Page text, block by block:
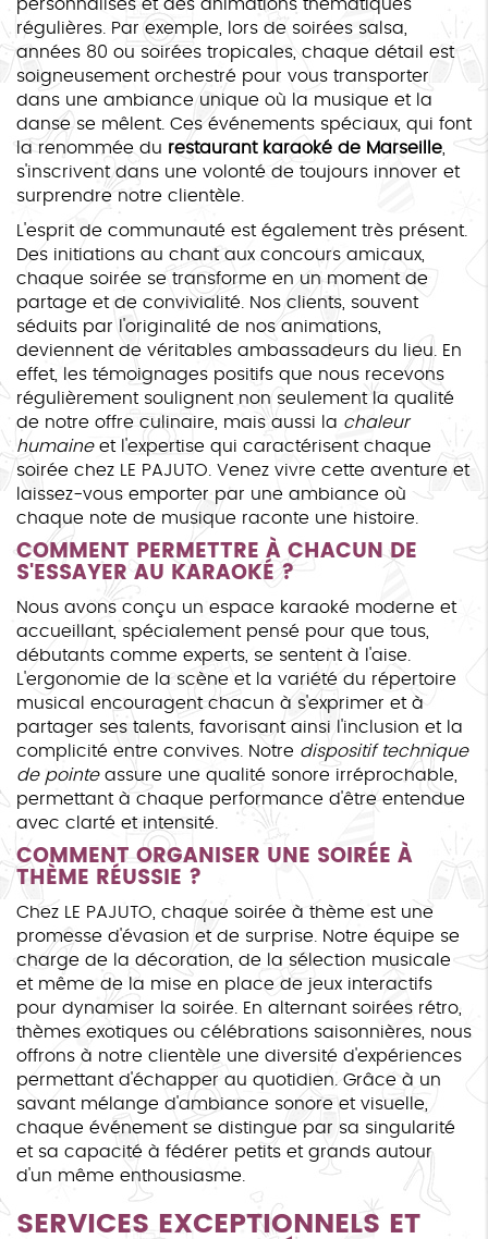
personnalisés et des animations thématiques
régulières. Par exemple, lors de soirées salsa,
années 80 ou soirées tropicales, chaque détail est
soigneusement orchestré pour vous transporter
dans une ambiance unique où la musique et la
danse se mêlent. Ces événements spéciaux, qui font
la renommée du restaurant karaoké de Marseille
s'inscrivent dans une volonté de toujours innover et
surprendre notre clientèle.
L'esprit de communauté est également très présent.
Des initiations au chant aux concours amicaux,
chaque soirée se transforme en un moment de
partage et de convivialité. Nos clients, souvent
séduits par l'originalité de nos animations,
deviennent de véritables ambassadeurs du lieu. En
effet, les témoignages positifs que nous recevons
régulièrement soulignent non seulement la qualité
de notre offre culinaire, mais aussi la chaleur
humaineet l'expertise qui caractérisent chaque
soirée chez LE PAJUTO. Venez vivre cette aventure et
laissez-vous emporter par une ambiance où
chaque note de musique raconte une histoire.
COMMENT PERMETTRE À CHACUN DE
S'ESSAYER AU KARAOKÉ ?
Nous avons conçu un espace karaoké moderne et
accueillant, spécialement pensé pour que tous,
débutants comme experts, se sentent à l'aise.
L'ergonomie de la scène et la variété du répertoire
musical encouragent chacun à s'exprimer et à
partager ses talents, favorisant ainsi l'inclusion et la
complicité entre convives. Notre dispositif technique
de pointeassure une qualité sonore irréprochable,
permettant à chaque performance d'être entendue
avec clarté et intensité.
COMMENT ORGANISER UNE SOIRÉE À
THÈME RÉUSSIE ?
Chez LE PAJUTO, chaque soirée à thème est une
promesse d'évasion et de surprise. Notre équipe se
charge de la décoration, de la sélection musicale
et même de la mise en place de jeux interactifs
pour dynamiser la soirée. En alternant soirées rétro,
thèmes exotiques ou célébrations saisonnières, nous
offrons à notre clientèle une diversité d'expériences
permettant d'échapper au quotidien. Grâce à un
savant mélange d'ambiance sonore et visuelle,
chaque événement se distingue par sa singularité
et sa capacité à fédérer petits et grands autour
d'un même enthousiasme.
SERVICES EXCEPTIONNELS ET